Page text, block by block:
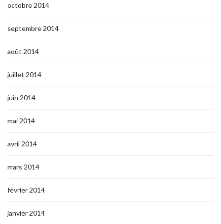
octobre 2014
septembre 2014
août 2014
juillet 2014
juin 2014
mai 2014
avril 2014
mars 2014
février 2014
janvier 2014